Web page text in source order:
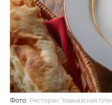
Фото: Ресторан "Кавказская